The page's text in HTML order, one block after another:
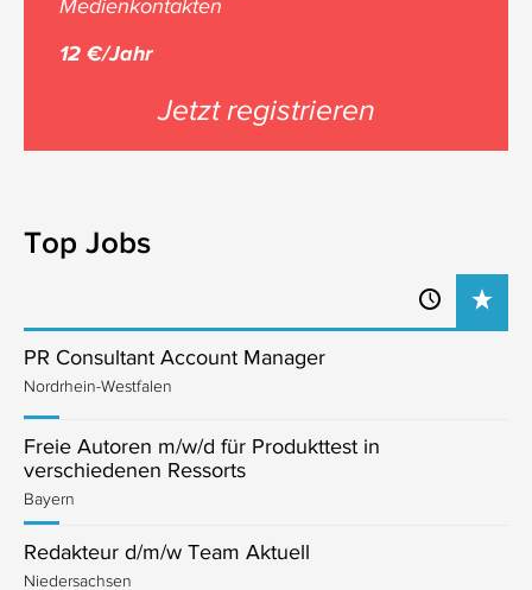
Medienkontakten
12 €/Jahr
Jetzt registrieren
Top Jobs
PR Consultant Account Manager
Nordrhein-Westfalen
Freie Autoren m/w/d für Produkttest in
verschiedenen Ressorts
Bayern
Redakteur d/m/w Team Aktuell
Niedersachsen